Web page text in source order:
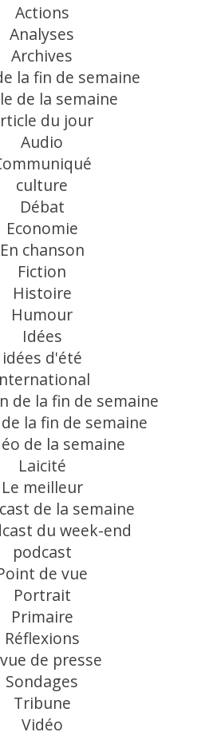
Actions
Analyses
Archives
la fin de semaine
de la semaine
du jour
Audio
culture
Débat
Economie
En chanson
Fiction
Histoire
Humour
Idées
idées d'été
de la fin de semaine
la fin de semaine
de la semaine
Laicité
Le meilleur
de la semaine
du week-end
podcast
de vue
Portrait
Primaire
Réflexions
de presse
Sondages
Tribune
Vidéo